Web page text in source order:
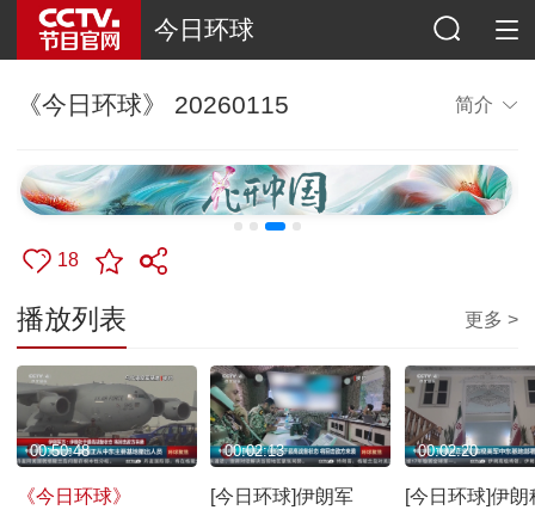
今日环球
《今日环球》 20260115 简介
18
播放列表 更多 >
《今日环球》
00:50:48
[今日环球]伊朗军
00:02:13
[今日环球]伊朗
00:02:20